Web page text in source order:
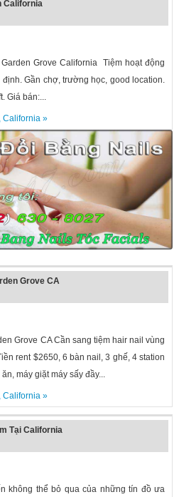
California
Grove California Tiệm hoạt động
Gần chợ, trường học, good location.
Giá bán:...
California »
Grove CA
Grove CA Cần sang tiệm hair nail vùng
rent $2650, 6 bàn nail, 3 ghế, 4 station
máy giặt máy sấy đầy...
, California»
Tại California
không thể bỏ qua của những tín đồ ưa